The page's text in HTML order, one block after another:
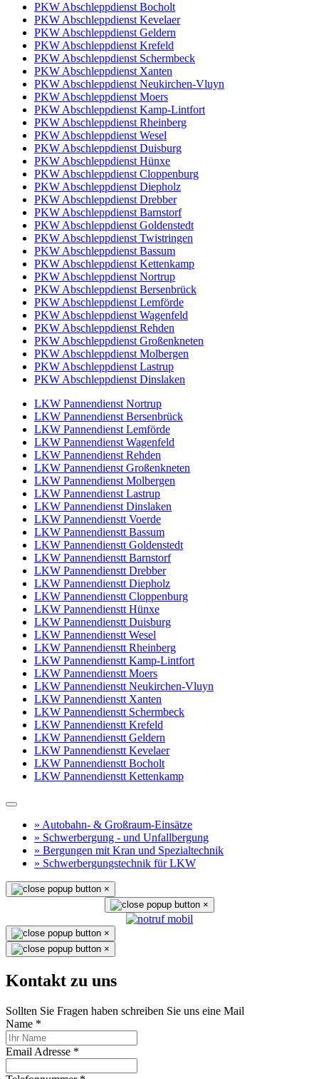
PKW Abschleppdienst Bocholt
PKW Abschleppdienst Kevelaer
PKW Abschleppdienst Geldern
PKW Abschleppdienst Krefeld
PKW Abschleppdienst Schermbeck
PKW Abschleppdienst Xanten
PKW Abschleppdienst Neukirchen-Vluyn
PKW Abschleppdienst Moers
PKW Abschleppdienst Kamp-Lintfort
PKW Abschleppdienst Rheinberg
PKW Abschleppdienst Wesel
PKW Abschleppdienst Duisburg
PKW Abschleppdienst Hünxe
PKW Abschleppdienst Cloppenburg
PKW Abschleppdienst Diepholz
PKW Abschleppdienst Drebber
PKW Abschleppdienst Barnstorf
PKW Abschleppdienst Goldenstedt
PKW Abschleppdienst Twistringen
PKW Abschleppdienst Bassum
PKW Abschleppdienst Kettenkamp
PKW Abschleppdienst Nortrup
PKW Abschleppdienst Bersenbrück
PKW Abschleppdienst Lemförde
PKW Abschleppdienst Wagenfeld
PKW Abschleppdienst Rehden
PKW Abschleppdienst Großenkneten
PKW Abschleppdienst Molbergen
PKW Abschleppdienst Lastrup
PKW Abschleppdienst Dinslaken
LKW Pannendienst Nortrup
LKW Pannendienst Bersenbrück
LKW Pannendienst Lemförde
LKW Pannendienst Wagenfeld
LKW Pannendienst Rehden
LKW Pannendienst Großenkneten
LKW Pannendienst Molbergen
LKW Pannendienst Lastrup
LKW Pannendienst Dinslaken
LKW Pannendienstt Voerde
LKW Pannendienstt Bassum
LKW Pannendienstt Goldenstedt
LKW Pannendienstt Barnstorf
LKW Pannendienstt Drebber
LKW Pannendienstt Diepholz
LKW Pannendienstt Cloppenburg
LKW Pannendienstt Hünxe
LKW Pannendienstt Duisburg
LKW Pannendienstt Wesel
LKW Pannendienstt Rheinberg
LKW Pannendienstt Kamp-Lintfort
LKW Pannendienstt Moers
LKW Pannendienstt Neukirchen-Vluyn
LKW Pannendienstt Xanten
LKW Pannendienstt Schermbeck
LKW Pannendienstt Krefeld
LKW Pannendienstt Geldern
LKW Pannendienstt Kevelaer
LKW Pannendienstt Bocholt
LKW Pannendienstt Kettenkamp
» Autobahn- & Großraum-Einsätze
» Schwerbergung - und Unfallbergung
» Bergungen mit Kran und Spezialtechnik
» Schwerbergungstechnik für LKW
×
×
×
×
Kontakt zu uns
Sollten Sie Fragen haben schreiben Sie uns eine Mail
Name *
Email Adresse *